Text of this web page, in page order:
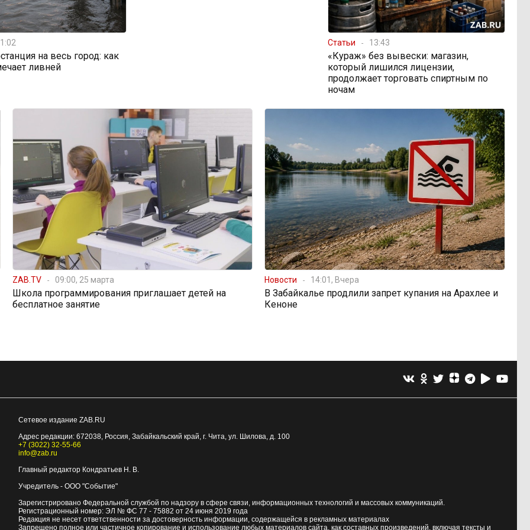
на весь город: как
ливней
Статьи 13:43
«Кураж» без вывески: магазин,
который лишился лицензии,
продолжает торговать спиртным по
ночам
ZAB.TV 09:00, 25 марта
Школа программирования приглашает детей на
бесплатное занятие
Новости 14:01, Вчера
В Забайкалье продлили запрет купания на Арахлее и
Кеноне
Сетевое издание ZAB.RU
Адрес редакции: 672038, Россия, Забайкальский край, г. Чита, ул. Шилова, д. 100
+7 (3022) 32-55-66
info@zab.ru
Главный редактор Кондратьев Н. В.
Учредитель - ООО "Событие"
Зарегистрировано Федеральной службой по надзору в сфере связи, информационных технологий и массовых коммуникаций.
Регистрационный номер: ЭЛ № ФС 77 - 75882 от 24 июня 2019 года
Редакция не несет ответственности за достоверность информации, содержащейся в рекламных материалах
Запрещено полное или частичное копирование и использование любых материалов сайта, как составных произведений, включая тексты и